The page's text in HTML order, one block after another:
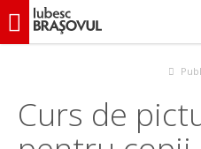
iubescbraşovul.ro
Curs de pictura si desen pentru
Curs de